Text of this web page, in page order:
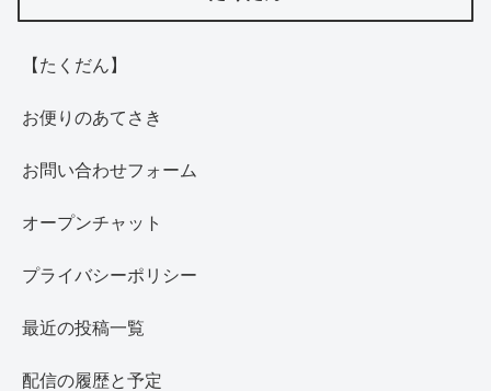
【たくだん】
お便りのあてさき
お問い合わせフォーム
オープンチャット
プライバシーポリシー
最近の投稿一覧
配信の履歴と予定